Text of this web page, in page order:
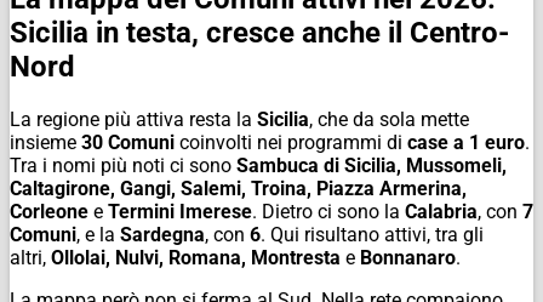
Sicilia in testa, cresce anche il Centro-
Nord
La regione più attiva resta la Sicilia, che da sola mette
insieme 30 Comuni coinvolti nei programmi di case a 1 euro.
Tra i nomi più noti ci sono Sambuca di Sicilia, Mussomeli,
Caltagirone, Gangi, Salemi, Troina, Piazza Armerina,
Corleone e Termini Imerese. Dietro ci sono la Calabria, con 7
Comuni, e la Sardegna, con 6. Qui risultano attivi, tra gli
altri, Ollolai, Nulvi, Romana, Montresta e Bonnanaro.